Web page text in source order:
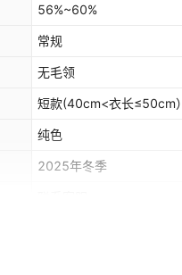
56%~60%
常规
无毛领
短款(40cm<衣长≤50cm）
纯色
2025年冬季